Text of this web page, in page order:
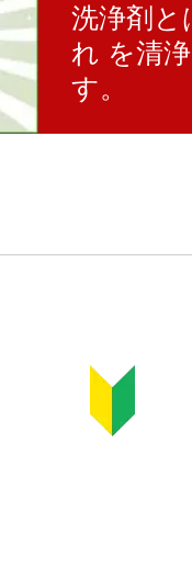
洗浄剤と
れ を清
す。